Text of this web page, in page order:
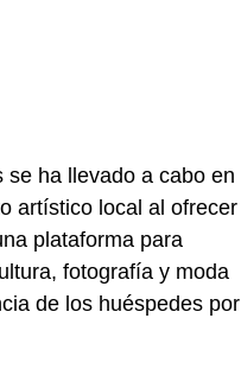
ha llevado a cabo en
artístico local al ofrecer
plataforma para
fotografía y moda
de los huéspedes por